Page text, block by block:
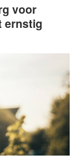
voor
ernstig